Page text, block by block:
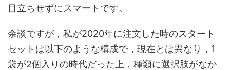
目立ちせずにスマートです。
余談ですが，私が2020年に注文した時のスタート
セットは以下のような構成で，現在とは異なり，1
袋が2個入りの時代だった上，種類に選択肢がなか